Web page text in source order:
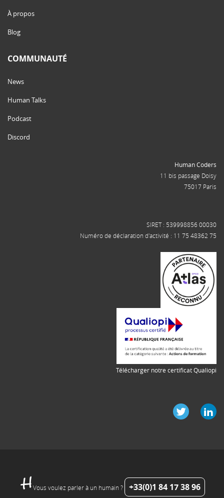
À propos
Blog
COMMUNAUTÉ
News
Human Talks
Podcast
Discord
Human Coders
11 bis passage Doisy
75017 Paris
SIRET : 539998856 00030
Numéro de déclaration d'activité : 11 75 48362 75
Télécharger notre certificat Qualiopi
Vous voulez parler à un humain ? +33(0)1 84 17 38 96